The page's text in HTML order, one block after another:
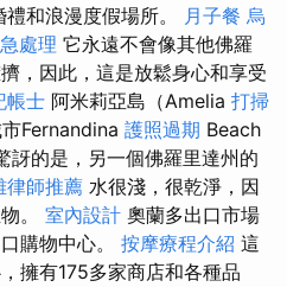
和浪漫度假場所。 月子餐 烏
處理 它永遠不會像其他佛羅
，因此，這是放鬆身心和享受
帳士 阿米莉亞島（Amelia 打掃
Fernandina 護照過期 Beach
訝的是，另一個佛羅里達州的
律師推薦 水很淺，很乾淨，因
。 室內設計 奧蘭多出口市場
購物中心。 按摩療程介紹 這
擁有175多家商店和各種品